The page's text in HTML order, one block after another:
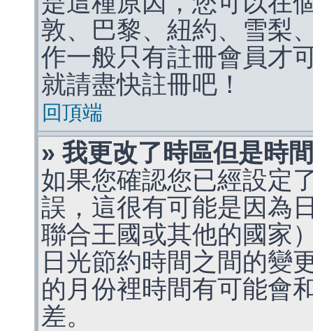
敦、巴黎、紐約、雪梨
作一般只有註冊會員才
就請盡快註冊吧！
回頂端
» 我更改了時區但是時
如果您確認您已經設定
誤，這很有可能是因為
聯合王國或其他的國家
日光節約時間之間的變
的月份裡時間有可能會
差。